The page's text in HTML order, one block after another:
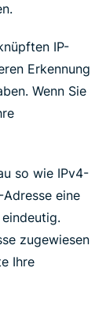
IP-
Erkennung
Wenn Sie
so wie IPv4-
eine
zugewiesen
Ihre